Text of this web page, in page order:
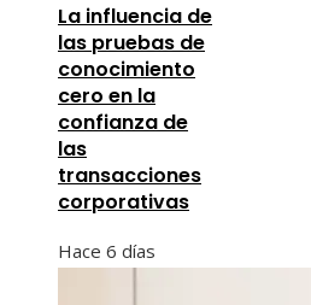
La influencia de
las pruebas de
conocimiento
cero en la
confianza de
las
transacciones
corporativas
Hace 6 días